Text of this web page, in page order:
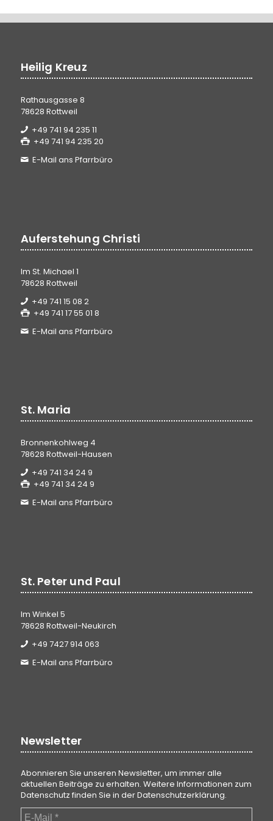
Heilig Kreuz
Rathausgasse 8
78628 Rottweil
+49 741 94 235 11
+49 741 94 235 20
E-Mail ans Pfarrbüro
Auferstehung Christi
Im St. Michael 1
78628 Rottweil
+49 741 15 08 2
+49 741 17 55 01 8
E-Mail ans Pfarrbüro
St. Maria
Bronnenkohlweg 4
78628 Rottweil-Hausen
+49 741 34 24 9
+49 741 34 24 9
E-Mail ans Pfarrbüro
St. Peter und Paul
Im Winkel 5
78628 Rottweil-Neukirch
+49 7427 914 063
E-Mail ans Pfarrbüro
Newsletter
Abonnieren Sie unseren Newsletter, um immer alle
aktuellen Beiträge zu erhalten. Weitere Informationen zum
Datenschutz finden Sie in derDatenschutzerklärung.